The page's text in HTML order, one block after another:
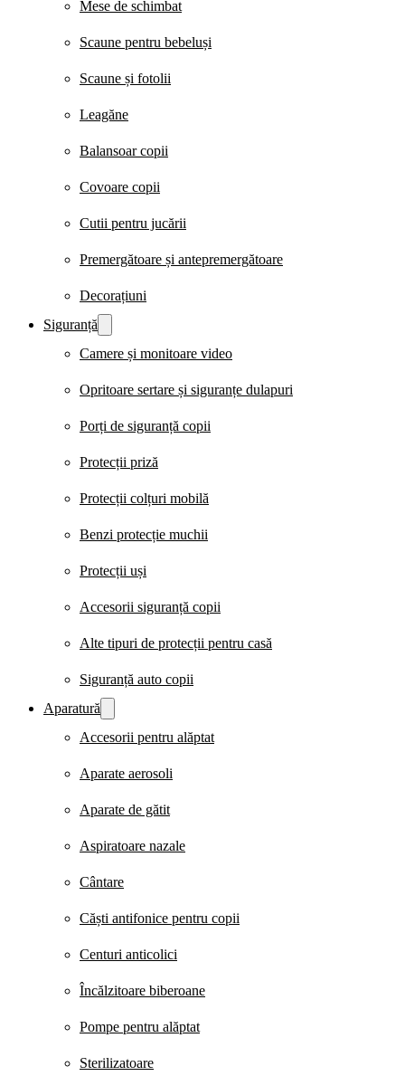
Mese de schimbat
Scaune pentru bebeluși
Scaune și fotolii
Leagăne
Balansoar copii
Covoare copii
Cutii pentru jucării
Premergătoare și antepremergătoare
Decorațiuni
Siguranță
Camere și monitoare video
Opritoare sertare și siguranțe dulapuri
Porți de siguranță copii
Protecții priză
Protecții colțuri mobilă
Benzi protecție muchii
Protecții uși
Accesorii siguranță copii
Alte tipuri de protecții pentru casă
Siguranță auto copii
Aparatură
Accesorii pentru alăptat
Aparate aerosoli
Aparate de gătit
Aspiratoare nazale
Cântare
Căști antifonice pentru copii
Centuri anticolici
Încălzitoare biberoane
Pompe pentru alăptat
Sterilizatoare